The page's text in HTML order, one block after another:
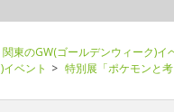
関東のGW(ゴールデンウィーク)イ
ベント
特別展「ポケモンと